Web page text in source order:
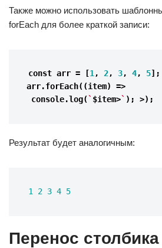
Также можно использовать
forEach для более краткой записи:
const arr = [1 , 2, 3, 4, 5];
arr.forEach((item)
=>
console.log(` $item>` ); >);
Результат будет аналогичным:
1 2 3 4 5
Перенос